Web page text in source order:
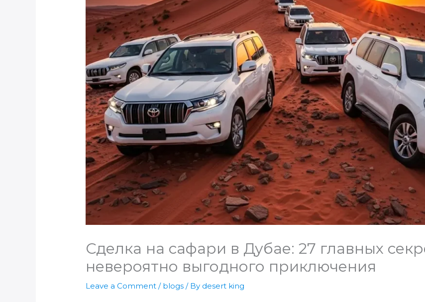
Сделка на сафари в Дубае: 27 главных
невероятно выгодного приключения
Leave a Comment / blogs / By desert king